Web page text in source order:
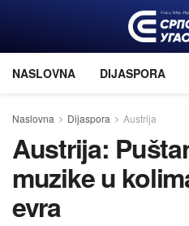
NASLOVNA DIJASPORA
Naslovna Dijaspora Austrija
Austrija:
muzike u
evra